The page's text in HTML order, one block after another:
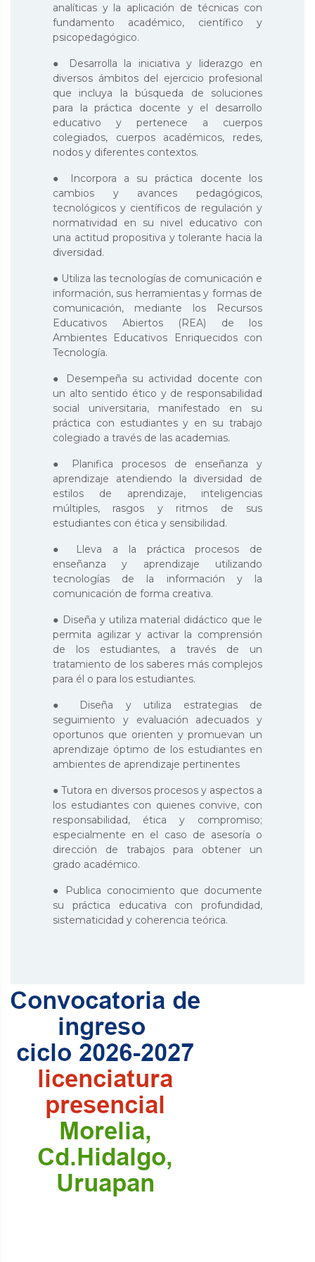
analíticas y la aplicación de técnicas con
fundamento académico, científico y
psicopedagógico.
● Desarrolla la iniciativa y liderazgo en
diversos ámbitos del ejercicio profesional
que incluya la búsqueda de soluciones
para la práctica docente y el desarrollo
educativo y pertenece a cuerpos
colegiados, cuerpos académicos, redes,
nodos y diferentes contextos.
● Incorpora a su práctica docente los
cambios y avances pedagógicos,
tecnológicos y científicos de regulación y
normatividad en su nivel educativo con
una actitud propositiva y tolerante hacia la
diversidad.
● Utiliza las tecnologías de comunicación e
información, sus herramientas y formas de
comunicación, mediante los Recursos
Educativos Abiertos (REA) de los
Ambientes Educativos Enriquecidos con
Tecnología.
● Desempeña su actividad docente con
un alto sentido ético y de responsabilidad
social universitaria, manifestado en su
práctica con estudiantes y en su trabajo
colegiado a través de las academias.
● Planifica procesos de enseñanza y
aprendizaje atendiendo la diversidad de
estilos de aprendizaje, inteligencias
múltiples, rasgos y ritmos de sus
estudiantes con ética y sensibilidad.
● Lleva a la práctica procesos de
enseñanza y aprendizaje utilizando
tecnologías de la información y la
comunicación de forma creativa.
● Diseña y utiliza material didáctico que le
permita agilizar y activar la comprensión
de los estudiantes, a través de un
tratamiento de los saberes más complejos
para él o para los estudiantes.
● Diseña y utiliza estrategias de
seguimiento y evaluación adecuados y
oportunos que orienten y promuevan un
aprendizaje óptimo de los estudiantes en
ambientes de aprendizaje pertinentes
● Tutora en diversos procesos y aspectos a
los estudiantes con quienes convive, con
responsabilidad, ética y compromiso;
especialmente en el caso de asesoría o
dirección de trabajos para obtener un
grado académico.
● Publica conocimiento que documente
su práctica educativa con profundidad,
sistematicidad y coherencia teórica.